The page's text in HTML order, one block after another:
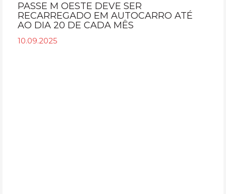
PASSE M OESTE DEVE SER
RECARREGADO EM AUTOCARRO ATÉ
AO DIA 20 DE CADA MÊS
10.09.2025